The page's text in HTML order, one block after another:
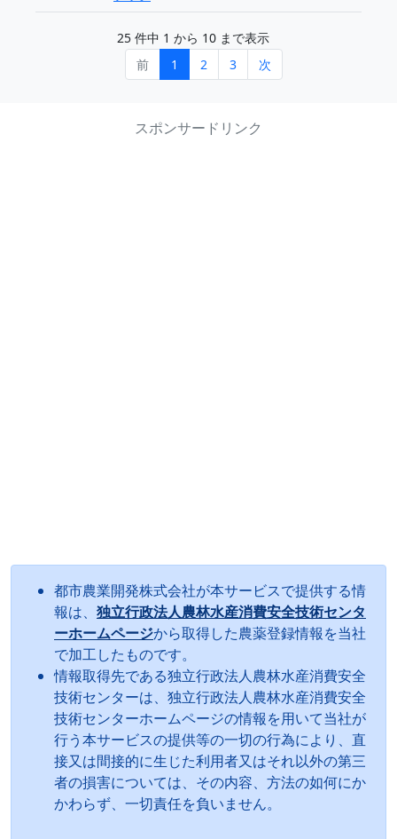
25 件中 1 から 10 まで表示
前
1 2 3 次
スポンサードリンク
都市農業開発株式会社が本サービスで提供する情
報は、 独立行政法人農林水産消費安全技術センタ
ーホームページから取得した農薬登録情報を当社
で加工したものです。
情報取得先である独立行政法人農林水産消費安全
技術センターは、独立行政法人農林水産消費安全
技術センターホームページの情報を用いて当社が
行う本サービスの提供等の一切の行為により、直
接又は間接的に生じた利用者又はそれ以外の第三
者の損害については、その内容、方法の如何にか
かわらず、一切責任を負いません。